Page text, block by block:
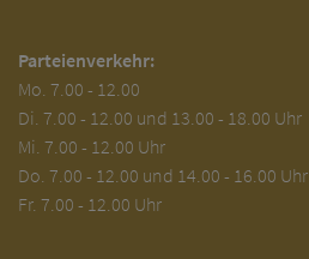
Parteienverkehr:
Mo. 7.00 - 12.00
Di. 7.00 - 12.00 und 13.00 - 18.00 Uhr
Mi. 7.00 - 12.00 Uhr
Do. 7.00 - 12.00 und 14.00 - 16.00 Uhr
Fr. 7.00 - 12.00 Uhr